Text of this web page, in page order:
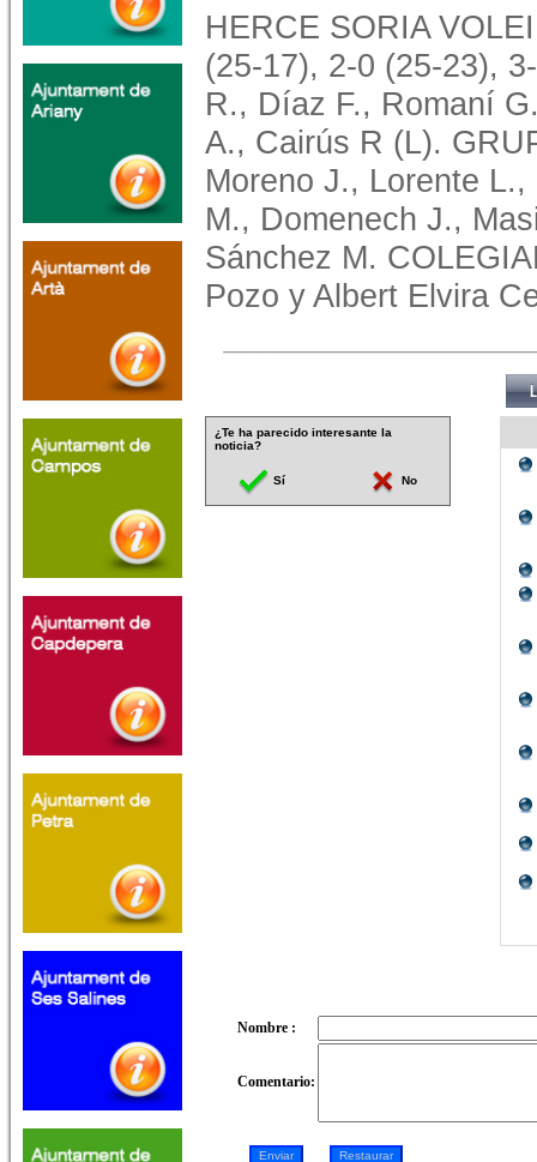
HERCE SORIA
(25-17), 2-0 (25-23),
R., Díaz F., Romaní
A., Cairús R (L).
Moreno J., Lorente
M., Domenech J.,
Sánchez M.
Pozo y Albert Elvira
¿Te ha parecido interesante la
noticia?
Sí No
Nombre :
Comentario: